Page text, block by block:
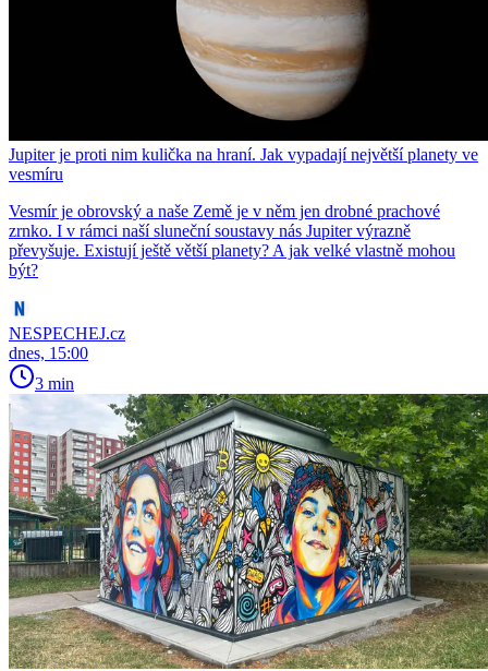
Jupiter je proti nim kulička na hraní. Jak vypadají největší planety ve
vesmíru
Vesmír je obrovský a naše Země je v něm jen drobné prachové
zrnko. I v rámci naší sluneční soustavy nás Jupiter výrazně
převyšuje. Existují ještě větší planety? A jak velké vlastně mohou
být?
NESPECHEJ.cz
dnes, 15:00
3 min